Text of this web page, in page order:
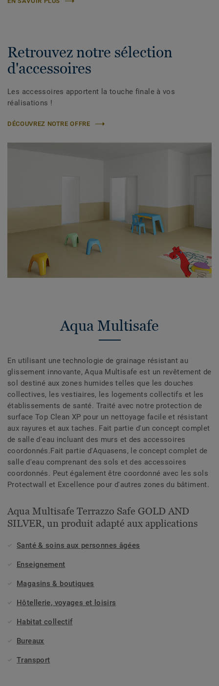
Retrouvez notre sélection
d'accessoires
Les accessoires apportent la touche finale à vos
réalisations !
DÉCOUVREZ NOTRE OFFRE
Aqua Multisafe
En utilisant une technologie de grainage résistant au
glissement innovante, Aqua Multisafe est un revêtement de
sol destiné aux zones humides telles que les douches
collectives, les vestiaires, les logements collectifs et les
établissements de santé. Traité avec notre protection de
surface Top Clean XP pour un nettoyage facile et résistant
aux rayures et aux taches. Fait partie d'un concept complet
de salle d'eau incluant des murs et des accessoires
coordonnés.Fait partie d'Aquasens, le concept complet de
salle d'eau comprenant des sols et des accessoires
coordonnés. Peut également être coordonné avec les sols
Protectwall et Excellence pour d'autres zones du bâtiment.
Aqua Multisafe Terrazzo Safe GOLD AND
SILVER, un produit adapté aux applications
Santé & soins aux personnes âgées
Enseignement
Magasins & boutiques
Hôtellerie, voyages et loisirs
Habitat collectif
Bureaux
Transport